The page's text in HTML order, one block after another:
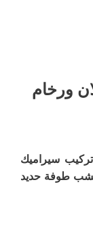
ورخام
سيراميك
طوفة حدید